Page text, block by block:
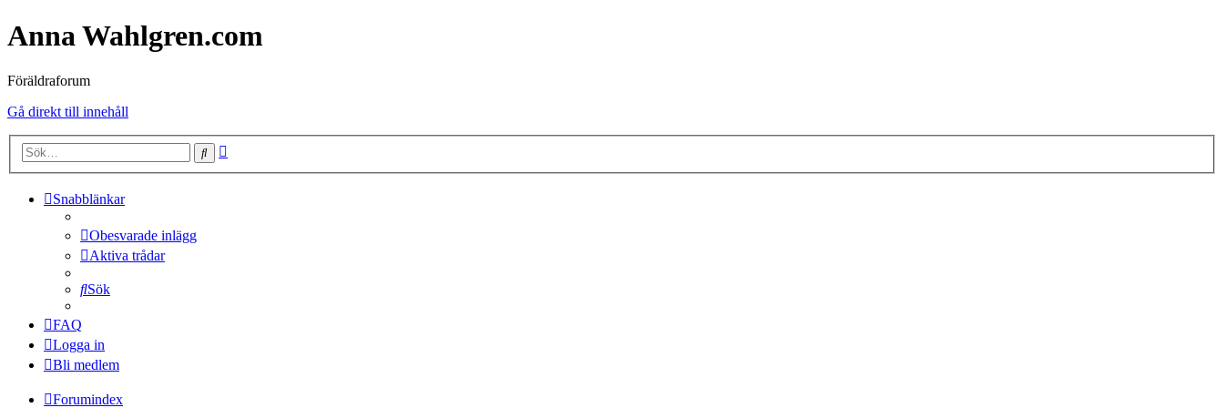
Anna Wahlgren.com
Föräldraforum
Gå direkt till innehåll
Sök
Snabblänkar
Obesvarade inlägg
Aktiva trådar
Sök
FAQ
Logga in
Bli medlem
Forumindex